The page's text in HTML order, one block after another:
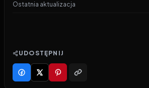
Ostatnia aktualizacja
UDOSTĘPNIJ